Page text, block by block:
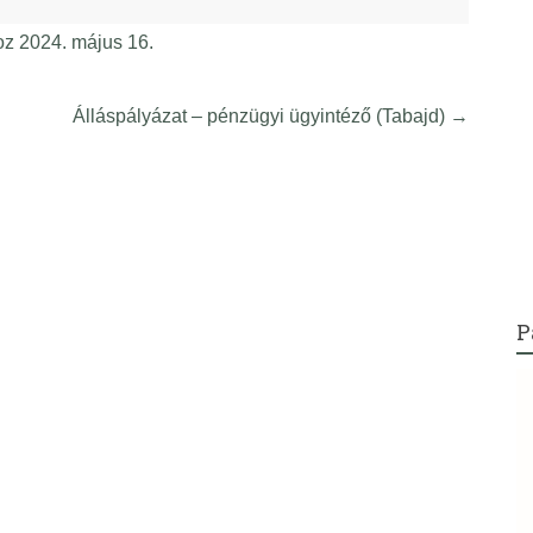
2024. május 16.
Álláspályázat – pénzügyi ügyintéző (Tabajd) →